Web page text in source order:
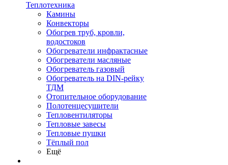
Теплотехника
Камины
Конвекторы
Обогрев труб, кровли,
водостоков
Обогреватели инфрактасные
Обогреватели масляные
Обогреватель газовый
Обогреватель на DIN-рейку
ТДМ
Отопительное оборудование
Полотенцесушители
Тепловентиляторы
Тепловые завесы
Тепловые пушки
Тёплый пол
Ещё